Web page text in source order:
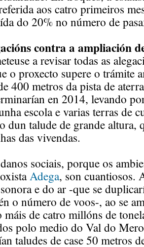
aos catro primeiros
do 20% no número de
contra a ampliación
a revisar todas as
o proxecto supere o trámite
400 metros da pista de
en 2014, levando
escola e varias terras de
dun talude de grande altura,
das vivendas.
sociais, porque os
Adega, son cuantiosos.
e do ar -que se
o número de voos-, ao se
máis de catro millóns de
polo medio do Val do
taludes de case 50 metros